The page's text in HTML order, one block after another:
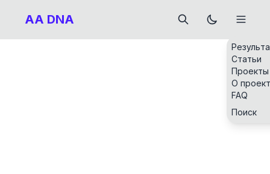
AA DNA
Статьи
Проекты
О
FAQ
Поиск